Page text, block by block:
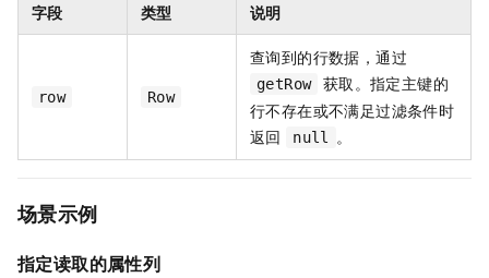
字段 类型 说明
row Row
查询到的行数据，通过
getRow
获取。指定主键的
行不存在或不满足过滤条件时
返回
null 。
场景示例
指定读取的属性列